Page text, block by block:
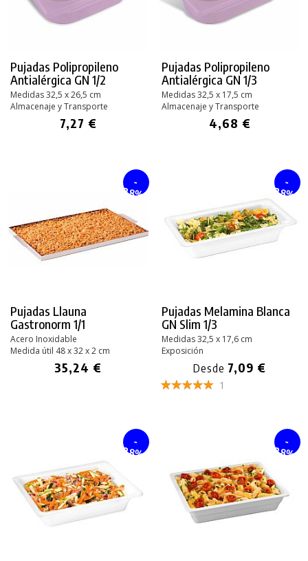
Pujadas Polipropileno
Antialérgica GN 1/2
Medidas 32,5 x 26,5 cm
Almacenaje y Transporte
7,27 €
Pujadas Polipropileno
Antialérgica GN 1/3
Medidas 32,5 x 17,5 cm
Almacenaje y Transporte
4,68 €
-
28%
Pujadas Llauna
Gastronorm 1/1
Acero Inoxidable
Medida útil 48 x 32 x 2 cm
35,24 €
-
28%
Pujadas Melamina Blanca
GN Slim 1/3
Medidas 32,5 x 17,6 cm
Exposición
Desde 7,09 €
1
-
28%
-
28%